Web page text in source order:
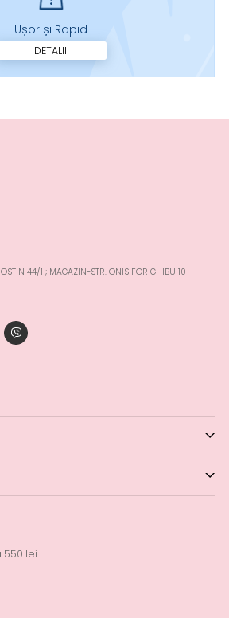
Ușor și Rapid
DETALII
44/1 ; MAGAZIN-STR. ONISIFOR GHIBU 10
lei.